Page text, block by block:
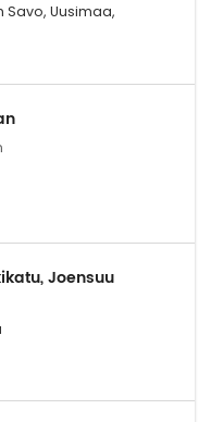
Savo, Uusimaa,
Joensuu